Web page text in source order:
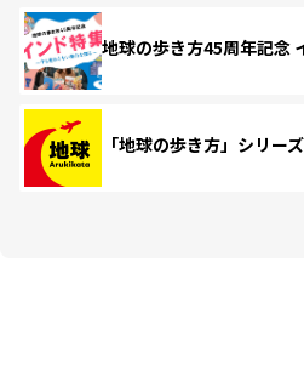
地球の歩き方45周年記念
「地球の歩き方」シリー